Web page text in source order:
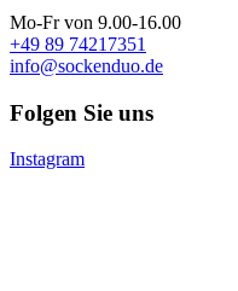
Mo-Fr von 9.00-16.00
+49 89 74217351
info@sockenduo.de
Folgen Sie uns
Instagram